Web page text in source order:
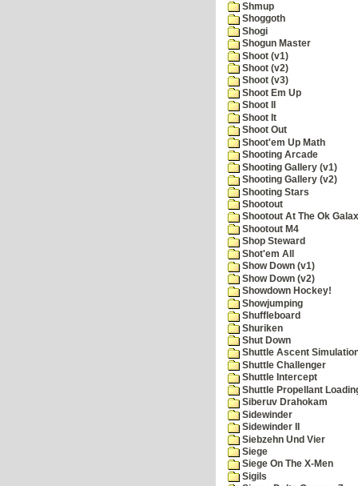
Shmup
Shoggoth
Shogi
Shogun Master
Shoot (v1)
Shoot (v2)
Shoot (v3)
Shoot Em Up
Shoot II
Shoot It
Shoot Out
Shoot'em Up Math
Shooting Arcade
Shooting Gallery (v1)
Shooting Gallery (v2)
Shooting Stars
Shootout
Shootout At The Ok
Shootout M4
Shop Steward
Shot'em All
Show Down (v1)
Show Down (v2)
Showdown Hockey!
Showjumping
Shuffleboard
Shuriken
Shut Down
Shuttle Ascent
Shuttle Challenger
Shuttle Intercept
Shuttle Propellant
Siberuv Drahokam
Sidewinder
Sidewinder II
Siebzehn Und Vier
Siege
Siege On The X-Men
Sigils